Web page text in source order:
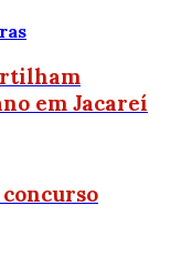
em Jacareí